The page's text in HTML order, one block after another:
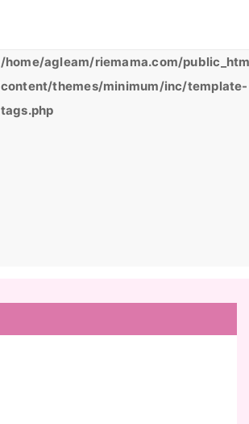
/home/agleam/riemama.com/
content/themes/minimum/inc/template-
tags.php